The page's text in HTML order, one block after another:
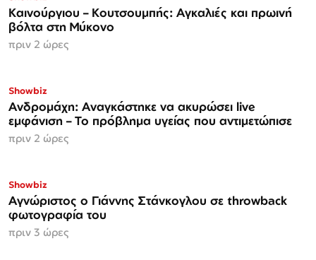
Καινούργιου – Κουτσουμπής: Αγκαλιές και πρωινή
βόλτα στη Μύκονο
πριν 2 ώρες
Showbiz
Ανδρομάχη: Αναγκάστηκε να ακυρώσει live
εμφάνιση – Το πρόβλημα υγείας που αντιμετώπισε
πριν 2 ώρες
Showbiz
Αγνώριστος ο Γιάννης Στάνκογλου σε throwback
φωτογραφία του
πριν 3 ώρες